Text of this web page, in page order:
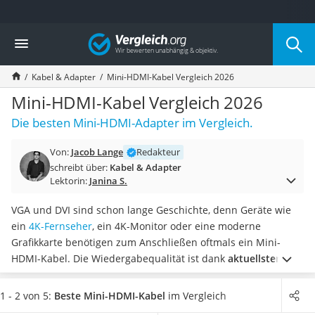
Die beliebtesten Vergleiche nach Kategorie
Elektronik
Powerstation
Monitor 32 Zoll 4K
Fernseher
Drucker
Desktop-PC
Diascanner
Laser-Multifunktionsdrucker
Powerstation mit Solarpanel
Gaming-PC
Soundbar
17-Zoll-Laptop
Satellitenschüssel
Gaming-Headset
Vergleich
Kabel & Adapter Mini-HDMI-Kabel Vergleich 2026
Mini-HDMI-Kabel Vergleich 2026
Die besten Mini-HDMI-Adapter im Vergleich.
Von: Jacob Lange
Redakteur
schreibt über: Kabel & Adapter
Lektorin: Janina S.
VGA und DVI sind schon lange Geschichte, denn Geräte wie
ein 4K-Fernseher, ein 4K-Monitor oder eine moderne
Grafikkarte benötigen zum Anschließen oftmals ein Mini-
HDMI-Kabel. Die Wiedergabequalität ist dank aktuellster
Technologieauf dem neusten Stand der 4K-
beziehungsweise 8K-Ultra-HD-Auflösung.Wählen Sie jetzt aus
1 - 2 von 5: Beste Mini-HDMI-Kabel im Vergleich